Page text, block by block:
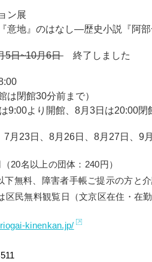
ン展
意地』のはなし―歴史小説『阿部
5日~10月6日 終了しました
は閉館30分前まで）
9:00より開館、8月3日は20:00閉
7月23日、8月26日、8月27日、9
20名以上の団体：240円）
下無料、障害者手帳ご提示の方と
区民無料観覧日（文京区在住・在
kinenkan.jp/